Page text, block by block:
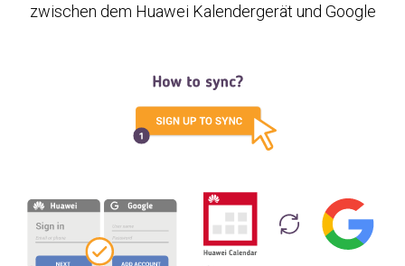
zwischen dem Huawei Kalendergerät und Google